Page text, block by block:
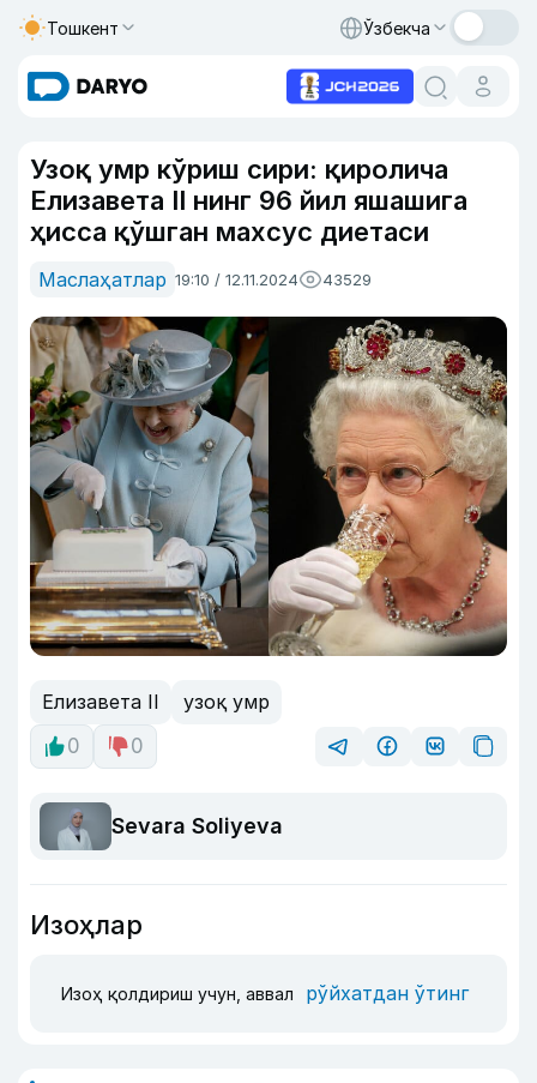
Тошкент Ўзбекча
Узоқ умр кўриш сири: қиролича
Елизавета II нинг 96 йил яшашига
ҳисса қўшган махсус диетаси
Маслаҳатлар 19:10 / 12.11.2024 43529
Елизавета II
узоқ умр
0
0
Sevara Soliyeva
Изоҳлар
Изоҳ қолдириш учун, аввал рўйхатдан ўтинг